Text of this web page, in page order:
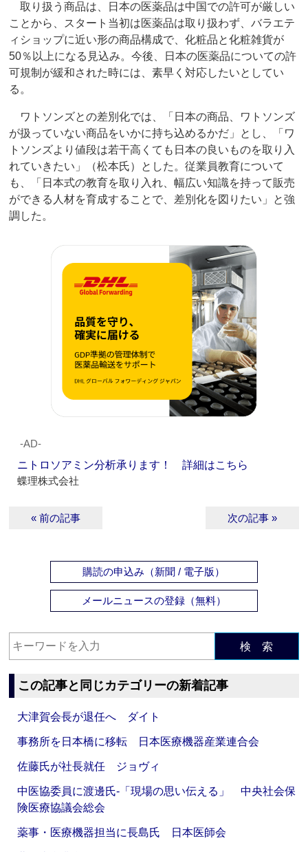
取り扱う商品は、日本の医薬品は中国での許可が厳しい
ことから、スタート当初は医薬品は取り扱わず、バラエテ
ィショップに近い形の商品構成で、化粧品と化粧雑貨が
50％以上になる見込み。今後、日本の医薬品についての許
可規制が緩和された時には、素早く対応したいとしてい
る。
ワトソンズとの差別化では、「日本の商品、ワトソンズ
が扱っていない商品をいかに持ち込めるかだ」とし、「ワ
トソンズより値段は若干高くても日本の良いものを取り入
れていきたい」（松本氏）とした。従業員教育について
も、「日本式の教育を取り入れ、幅広い知識を持って販売
ができる人材を育成することで、差別化を図りたい」と強
調した。
‐AD‐
ニトロソアミン分析承ります！ 詳細はこちら
蝶理株式会社
« 前の記事 次の記事 »
購読の申込み（新聞 / 電子版）
メールニュースの登録（無料）
検 索
この記事と同じカテゴリーの新着記事
大津賀会長が退任へ ダイト
事務所を日本橋に移転 日本医療機器産業連合会
佐藤氏が社長就任 ジョヴィ
中医協委員に渡邊氏‐「現場の思い伝える」 中央社会保
険医療協議会総会
薬事・医療機器担当に長島氏 日本医師会